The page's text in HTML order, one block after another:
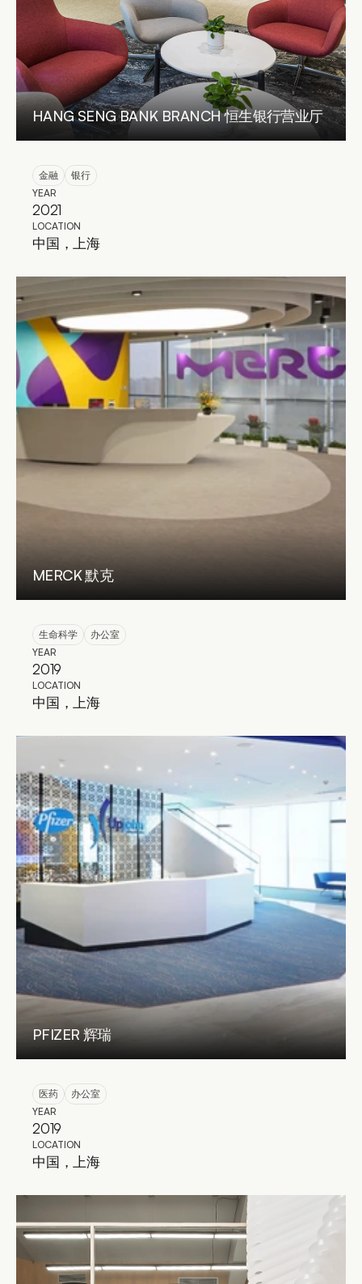
HANG SENG BANK BRANCH 恒生银行营业厅
金融
银行
YEAR
2021
LOCATION
中国，上海
MERCK 默克
生命科学
办公室
YEAR
2019
LOCATION
中国，上海
PFIZER 辉瑞
医药
办公室
YEAR
2019
LOCATION
中国，上海